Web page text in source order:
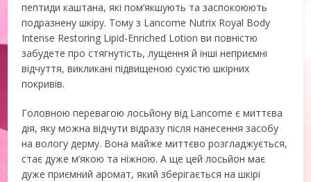
пептиди каштана, які пом’якшують та заспокоюють
подразнену шкіру. Тому з Lancome Nutrix Royal Body
Intense Restoring Lipid-Enriched Lotion ви повністю
забудете про стягнутість, лущення й інші неприємні
відчуття, викликані підвищеною сухістю шкірних
покривів.
Головною перевагою лосьйону від Lancome є миттєва
дія, яку можна відчути відразу після нанесення засобу
на вологу дерму. Вона майже миттєво розгладжується,
стає дуже м’якою та ніжною. А ще цей лосьйон має
дуже приємний аромат, який зберігається на шкірі